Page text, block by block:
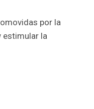
por la
estimular la